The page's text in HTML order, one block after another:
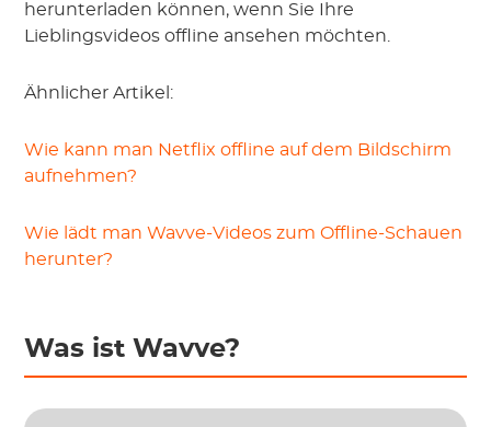
herunterladen können, wenn Sie Ihre
Lieblingsvideos offline ansehen möchten.
Ähnlicher Artikel:
Wie kann man Netflix offline auf dem Bildschirm
aufnehmen?
Wie lädt man Wavve-Videos zum Offline-Schauen
herunter?
Was ist Wavve?